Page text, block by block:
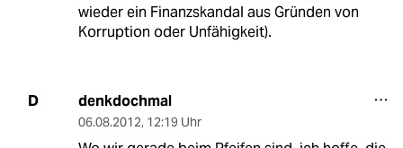
wieder ein Finanzskandal aus Gründen von
Korruption oder Unfähigkeit).
D denkdochmal
06.08.2012, 12:19 Uhr